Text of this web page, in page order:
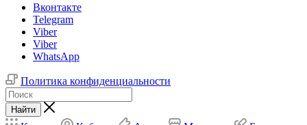
Вконтакте
Telegram
Viber
Viber
WhatsApp
Политика конфиденциальности
Найти